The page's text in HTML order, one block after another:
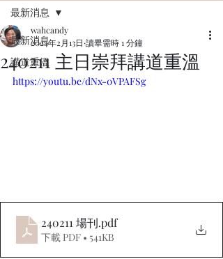
最新消息
講道重溫
最新消息
240211 主日崇拜講道重溫
wahcandy
2024年2月13日 讀畢需時 1 分鐘
https://youtu.be/dNx-0VPAFSg
240211 場刊.pdf
下載 PDF • 541KB